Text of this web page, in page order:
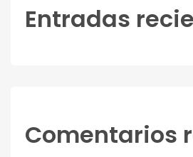
Entradas
Comentarios